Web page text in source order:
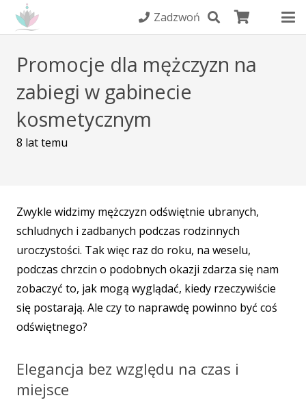
Zadzwoń
Promocje dla mężczyzn na
zabiegi w gabinecie
kosmetycznym
8 lat temu
Zwykle widzimy mężczyzn odświętnie ubranych,
schludnych i zadbanych podczas rodzinnych
uroczystości. Tak więc raz do roku, na weselu,
podczas chrzcin o podobnych okazji zdarza się nam
zobaczyć to, jak mogą wyglądać, kiedy rzeczywiście
się postarają. Ale czy to naprawdę powinno być coś
odświętnego?
Elegancja bez względu na czas i
miejsce